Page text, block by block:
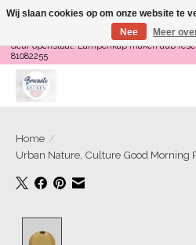
Loop binnen om Servies te Schilderen op do
deur openstaat! Lampenkap maken aub
81082255
Home /
Urban Nature, Culture Good Morning
Wij slaan cookies op om onze website te
Nee
Meer